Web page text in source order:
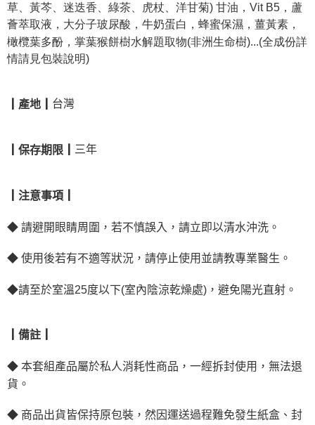
草、黃芩、迷迭香、綠茶、虎杖、洋甘菊) 甘油，Vit B5，蘆
薈萃取液，大分子玻尿酸，牛奶蛋白，蜂蜜保濕，薑黃素，
橄欖葉多酚，掌葉猴餅樹水解題取物(非洲生命樹)...(全成份詳
情請見包裝說明)
┃產地┃ 台灣
┃保存期限┃ 三年
┃注意事項┃
◆ 請避開眼睛周圍，若不慎誤入，請立即以清水沖洗。
◆ 使用後若有不適等狀況，請停止使用並請教專業醫生。
◆請至於室溫25度以下(室內陰涼乾燥處)，避免陽光直射。
┃備註┃
◆ 本套組產品屬於私人消耗性商品，一經拆封使用，無法退
貨。
◆ 商品出貨皆保持原包裝，然因運送過程難免發生紙盒、封